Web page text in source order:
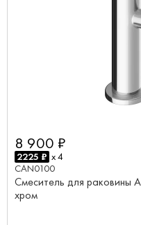
8 900 ₽
2225 ₽ x 4
CAN0100
Смеситель для раковины
хром